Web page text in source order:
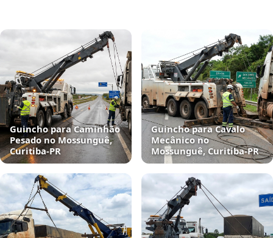
Guincho para Caminhão
Pesado no Mossunguê,
Curitiba‑PR
Guincho para Cavalo
Mecânico no
Mossunguê, Curitiba‑PR